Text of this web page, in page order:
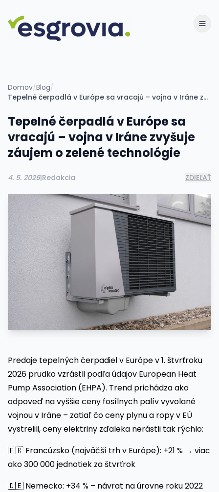
Domov/Blog/
Tepelné čerpadlá v Európe sa vracajú – vojna v Iráne zvyšuje záujem o zelené technológie
Tepelné čerpadlá v Európe sa
vracajú – vojna v Iráne zvyšuje
záujem o zelené technológie
4. 5. 2026|Redakcia ZDIEĽAŤ
Predaje tepelných čerpadiel v Európe v 1. štvrťroku
2026 prudko vzrástli podľa údajov European Heat
Pump Association (EHPA). Trend prichádza ako
odpoveď na vyššie ceny fosílnych palív vyvolané
vojnou v Iráne – zatiaľ čo ceny plynu a ropy v EÚ
vystrelili, ceny elektriny zďaleka nerástli tak rýchlo:
🇫🇷 Francúzsko (najväčší trh v Európe): +21 % → viac
ako 300 000 jednotiek za štvrťrok
🇩🇪 Nemecko: +34 % – návrat na úrovne roku 2022